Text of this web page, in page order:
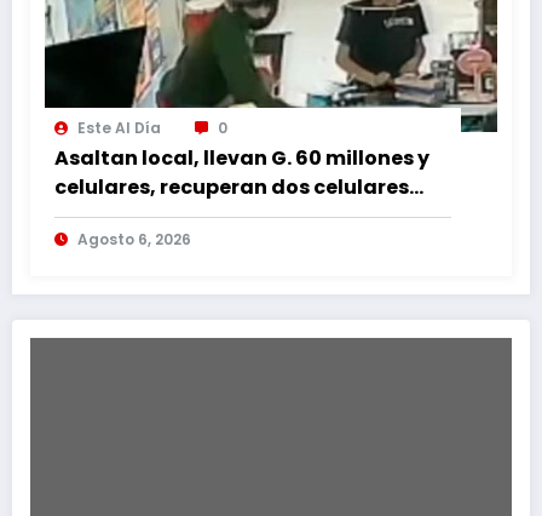
Este Al Día 0
Asaltan local, llevan G. 60 millones y
celulares, recuperan dos celulares
mediante rastreo y persecución
Agosto 6, 2026